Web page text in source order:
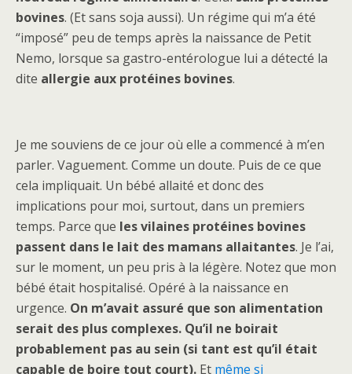
bovines. (Et sans soja aussi). Un régime qui m’a été
“imposé” peu de temps après la naissance de Petit
Nemo, lorsque sa gastro-entérologue lui a détecté la
dite allergie aux protéines bovines.
Je me souviens de ce jour où elle a commencé à m’en
parler. Vaguement. Comme un doute. Puis de ce que
cela impliquait. Un bébé allaité et donc des
implications pour moi, surtout, dans un premiers
temps. Parce que les vilaines protéines bovines
passent dans le lait des mamans allaitantes. Je l’ai,
sur le moment, un peu pris à la légère. Notez que mon
bébé était hospitalisé. Opéré à la naissance en
urgence. On m’avait assuré que son alimentation
serait des plus complexes. Qu’il ne boirait
probablement pas au sein (si tant est qu’il était
capable de boire tout court). Et même si